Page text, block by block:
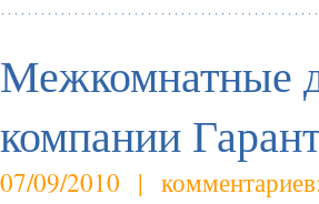
Межкомнатные
компании
07/09/2010 |